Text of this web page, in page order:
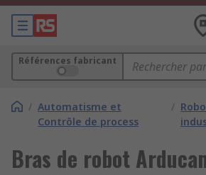
Références fabricant
/ Automatisme et
Contrôle de process
/
Bras de robot